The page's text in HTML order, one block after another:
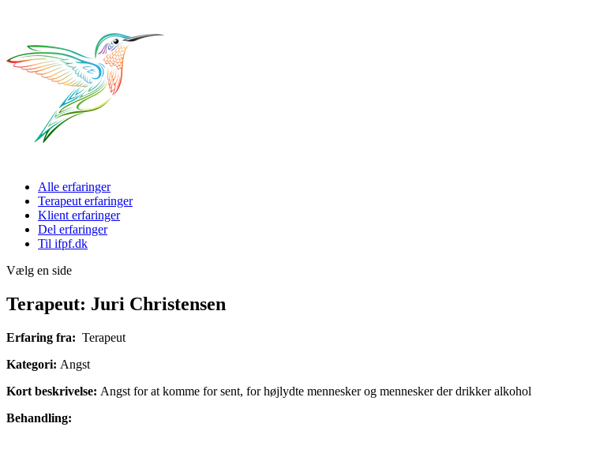
Alle erfaringer
Terapeut erfaringer
Klient erfaringer
Del erfaringer
Til ifpf.dk
Vælg en side
Terapeut: Juri Christensen
Erfaring fra: Terapeut
Kategori: Angst
Kort beskrivelse: Angst for at komme for sent, for højlydte mennesker og mennesker der drikker alkohol
Behandling: